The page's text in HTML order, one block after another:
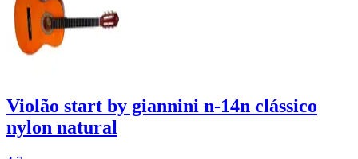
Violão start by giannini n-14n clássico
nylon natural